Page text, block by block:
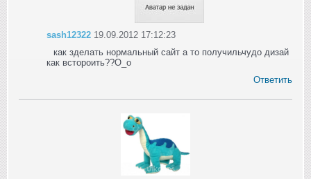
sash12322 19.09.2012 17:12:23
как зделать нормальный сайт а то получильчудо дизай
как встороить??О_о
Ответить